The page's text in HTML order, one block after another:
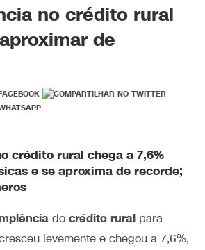
no crédito rural
de
crédito rural chega a 7,6%
e se aproxima de recorde;
docrédito rural para
levemente e chegou a 7,6%,